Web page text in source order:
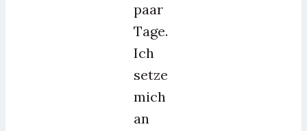
paar
Tage.
Ich
setze
mich
an